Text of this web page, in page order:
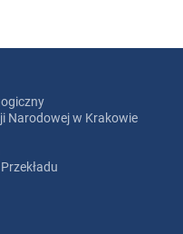
Narodowej w Krakowie